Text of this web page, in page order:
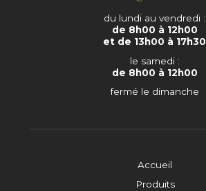
Accueil
Produits
du lundi au vendredi :
de 8h00 à 12h00
et de 13h00 à 17h30
le samedi :
de 8h00 à 12h00
fermé le dimanche